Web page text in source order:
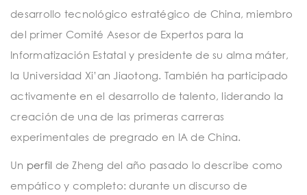
desarrollo tecnológico estratégico de China, miembro
del primer Comité Asesor de Expertos para la
Informatización Estatal y presidente de su alma máter,
la Universidad Xi’an Jiaotong. También ha participado
activamente en el desarrollo de talento, liderando la
creación de una de las primeras carreras
experimentales de pregrado en IA de China.
Un perfil de Zheng del año pasado lo describe como
empático y completo: durante un discurso de